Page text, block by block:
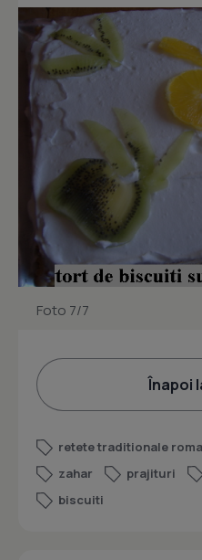
Foto 7/7
Înapoi
retete traditionale
zahar
prajituri
biscuiti